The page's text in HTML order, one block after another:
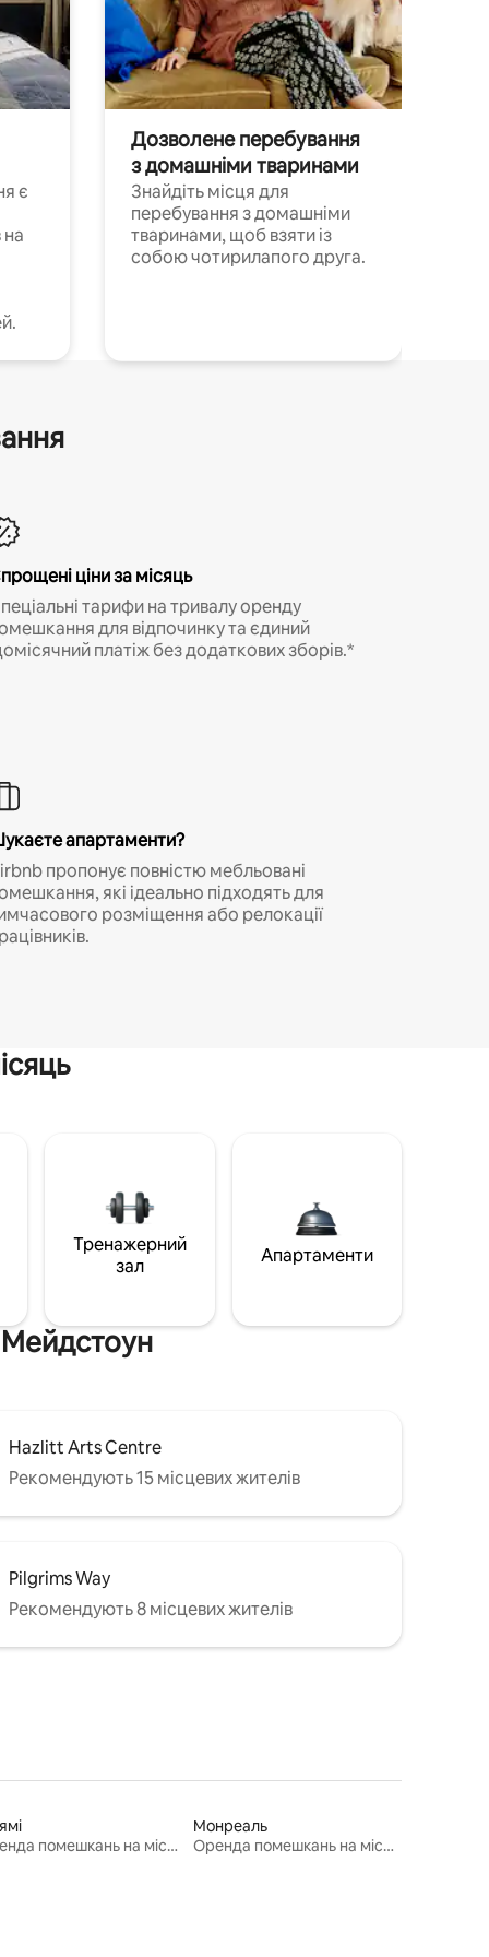
є
на
Дозволене перебування
з домашніми тваринами
Знайдіть місця для
перебування з домашніми
тваринами, щоб взяти із
собою чотирилапого друга.
ціни за місяць
тарифи на тривалу оренду
для відпочинку та єдиний
платіж без додаткових зборів.*
апартаменти?
пропонує повністю мебльовані
які ідеально підходять для
розміщення або релокації
Тренажерний
зал
Апартаменти
Мейдстоун
Hazlitt Arts Centre
Рекомендують 15 місцевих жителів
Pilgrims Way
Рекомендують 8 місцевих жителів
Оренда помешкань на місяць
Монреаль
Оренда помешкань на місяць